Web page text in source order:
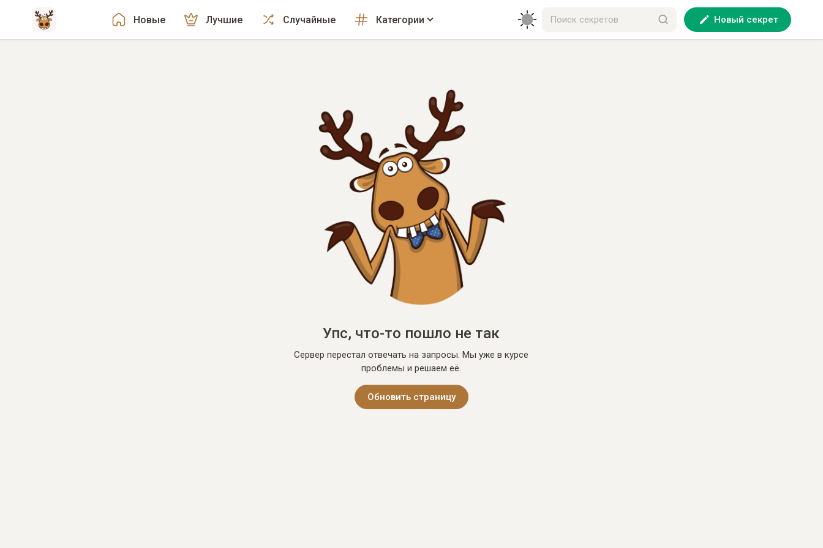
Новые Лучшие Случайные Категории Новый секрет
Упс, что-то пошло не так
Сервер перестал отвечать на запросы. Мы уже в курсе
проблемы и решаем её.
Обновить страницу